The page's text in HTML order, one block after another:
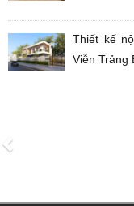
Thiết kế
Viễn Trảng